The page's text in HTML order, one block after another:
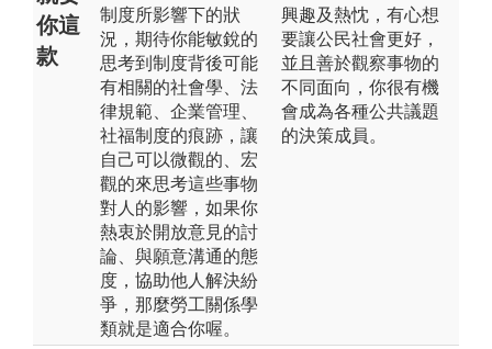
你這
款
制度所影響下的狀
況，期待你能敏銳的
思考到制度背後可能
有相關的社會學、法
律規範、企業管理、
社福制度的痕跡，讓
自己可以微觀的、宏
觀的來思考這些事物
對人的影響，如果你
熱衷於開放意見的討
論、與願意溝通的態
度，協助他人解決紛
爭，那麼勞工關係學
類就是適合你喔。
興趣及熱忱，有心想
要讓公民社會更好，
並且善於觀察事物的
不同面向，你很有機
會成為各種公共議題
的決策成員。